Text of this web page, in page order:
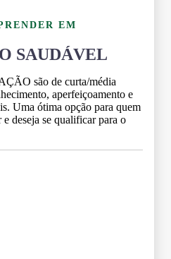
EM
SAUDÁVEL
são de curta/média
aperfeiçoamento e
Uma ótima opção para quem
deseja se qualificar para o